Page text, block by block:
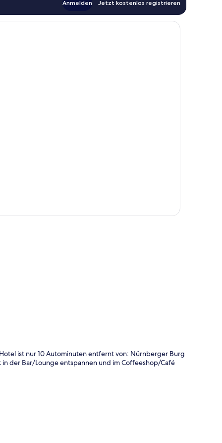
Anmelden Jetzt kostenlos registrieren
ist nur 10 Autominuten entfernt von: Nürnberger Burg
der Bar/Lounge entspannen und im Coffeeshop/Café